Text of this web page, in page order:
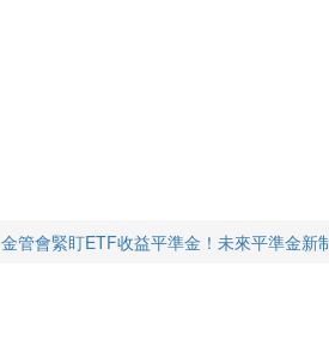
金管會緊盯ETF收益平準金！未來平準金新